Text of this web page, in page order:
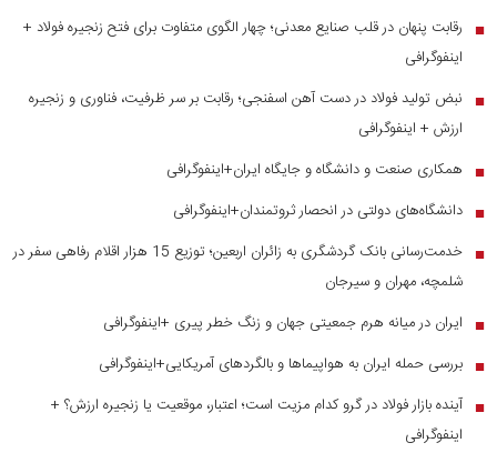
■
رقابت پنهان در قلب صنایع معدنی؛ چهار الگوی متفاوت برای فتح زنجیره فولاد +
اینفوگرافی
■
نبض تولید فولاد در دست آهن اسفنجی؛ رقابت بر سر ظرفیت، فناوری و زنجیره
ارزش + اینفوگرافی
■ همکاری صنعت و دانشگاه و جایگاه ایران+اینفوگرافی
■ دانشگاه‌های دولتی در انحصار ثروتمندان+اینفوگرافی
■
خدمت‌رسانی بانک گردشگری به زائران اربعین؛ توزیع 15 هزار اقلام رفاهی سفر در
شلمچه، مهران و سیرجان
■ ایران در میانه هرم جمعیتی جهان و زنگ خطر پیری +اینفوگرافی
■ بررسی حمله ایران به هواپیماها و بالگردهای آمریکایی+اینفوگرافی
■ آینده بازار فولاد در گرو کدام مزیت است؛ اعتبار، موقعیت یا زنجیره ارزش؟ +
اینفوگرافی